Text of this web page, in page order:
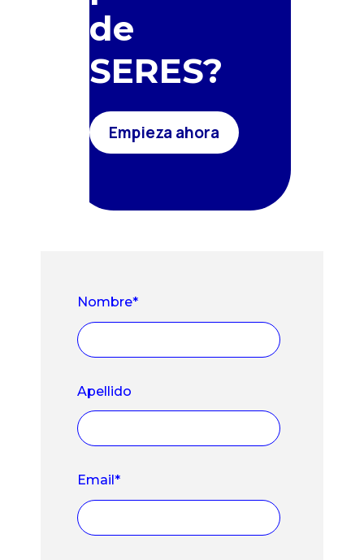
de
SERES?
Empieza ahora
Nombre*
Apellido
Email *